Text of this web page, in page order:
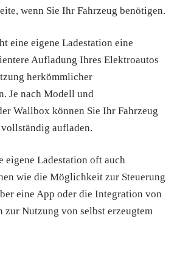
wenn Sie Ihr Fahrzeug benötigen.
eine eigene Ladestation eine
Aufladung Ihres Elektroautos
herkömmlicher
Je nach Modell und
Wallbox können Sie Ihr Fahrzeug
aufladen.
eigene Ladestation oft auch
wie die Möglichkeit zur Steuerung
eine App oder die Integration von
zur Nutzung von selbst erzeugtem